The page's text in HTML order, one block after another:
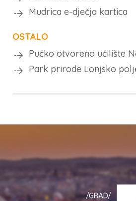
Mudrica e-dječja kartica
OSTALO
Pučko otvoreno učilište
Park prirode Lonjsko